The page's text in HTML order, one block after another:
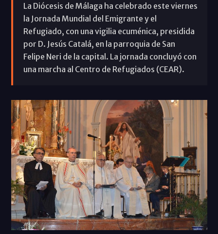
La Diócesis de Málaga ha celebrado este viernes
la Jornada Mundial del Emigrante y el
Refugiado, con una vigilia ecuménica, presidida
por D. Jesús Catalá, en la parroquia de San
Felipe Neri de la capital. La jornada concluyó con
una marcha al Centro de Refugiados (CEAR).